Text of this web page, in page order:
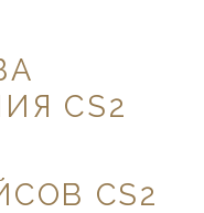
CS2
CS2